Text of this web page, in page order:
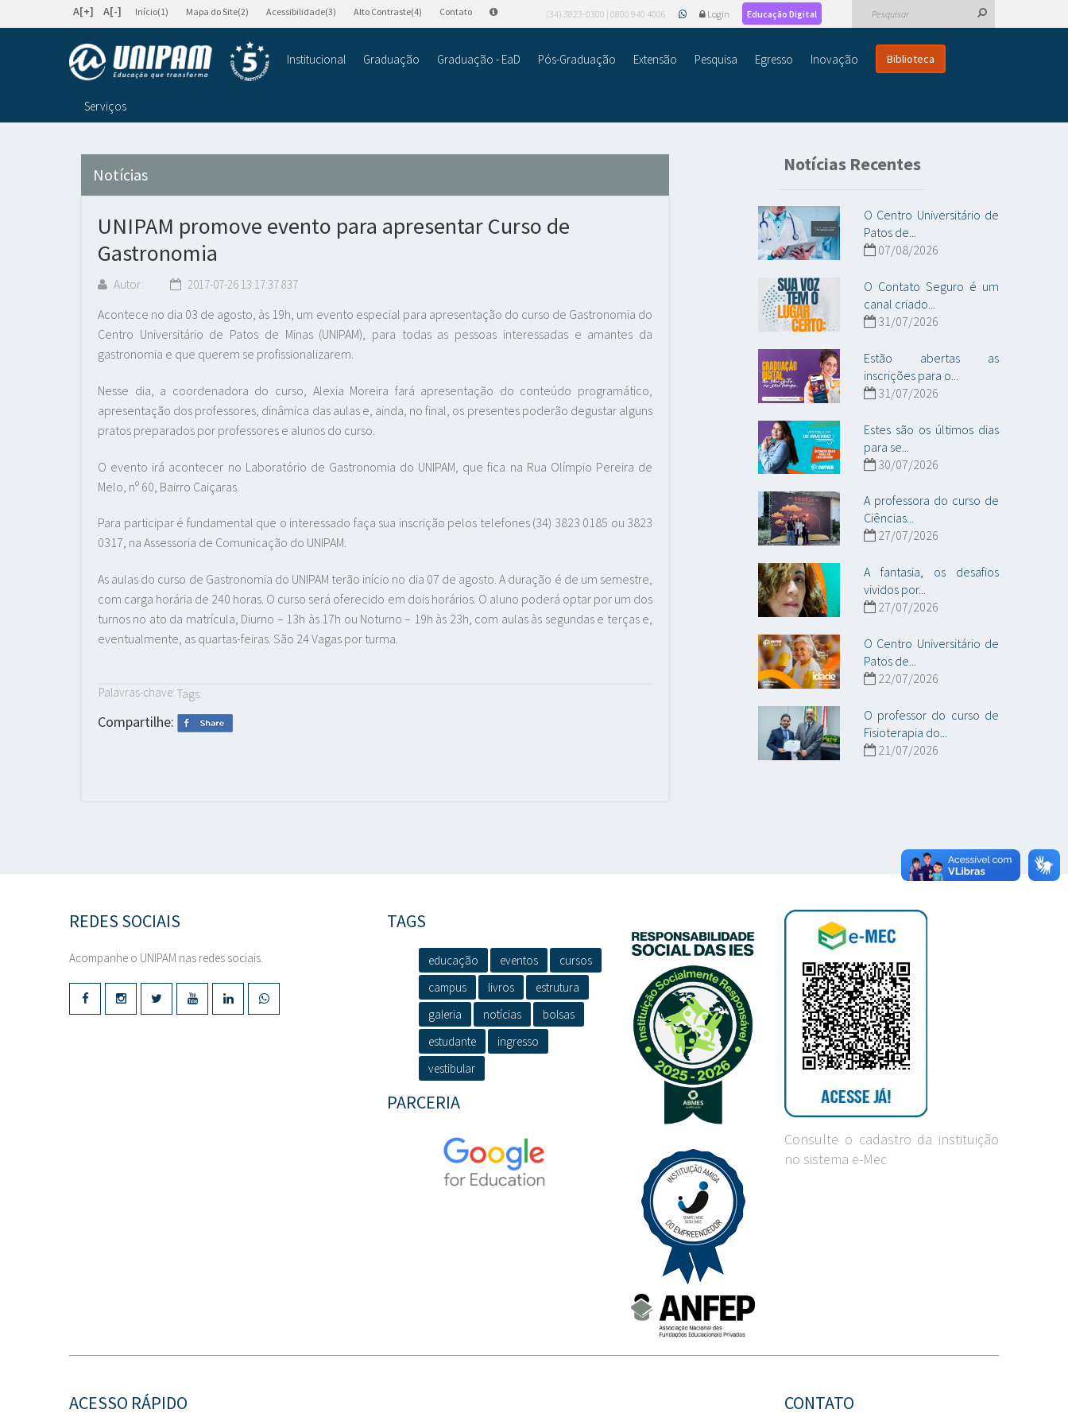
A[+] A[-] Início(1) Mapa do Site(2) Acessibilidade(3) Alto Contraste(4) Contato (34) 3823-0300 | 0800 940 4006 Login Educação Digital
Institucional Graduação Graduação - EaD Pós-Graduação Extensão Pesquisa Egresso Inovação Biblioteca
Serviços
Notícias
UNIPAM promove evento para apresentar Curso de
Gastronomia
Autor: 2017-07-26 13:17:37.837
Acontece no dia 03 de agosto, às 19h, um evento especial para apresentação do curso de Gastronomia do
Centro Universitário de Patos de Minas (UNIPAM), para todas as pessoas interessadas e amantes da
gastronomia e que querem se profissionalizarem.
Nesse dia, a coordenadora do curso, Alexia Moreira fará apresentação do conteúdo programático,
apresentação dos professores, dinâmica das aulas e, ainda, no final, os presentes poderão degustar alguns
pratos preparados por professores e alunos do curso.
O evento irá acontecer no Laboratório de Gastronomia do UNIPAM, que fica na Rua Olímpio Pereira de
Melo, nº 60, Bairro Caiçaras.
Para participar é fundamental que o interessado faça sua inscrição pelos telefones (34) 3823 0185 ou 3823
0317, na Assessoria de Comunicação do UNIPAM.
As aulas do curso de Gastronomia do UNIPAM terão início no dia 07 de agosto. A duração é de um semestre,
com carga horária de 240 horas. O curso será oferecido em dois horários. O aluno poderá optar por um dos
turnos no ato da matrícula, Diurno – 13h às 17h ou Noturno – 19h às 23h, com aulas às segundas e terças e,
eventualmente, as quartas-feiras. São 24 Vagas por turma.
Palavras-chave: Tags:
Compartilhe:
Notícias Recentes
O Centro Universitário de
Patos de...
07/08/2026
O Contato Seguro é um
canal criado...
31/07/2026
Estão abertas as
inscrições para o...
31/07/2026
Estes são os últimos dias
para se...
30/07/2026
A professora do curso de
Ciências...
27/07/2026
A fantasia, os desafios
vividos por...
27/07/2026
O Centro Universitário de
Patos de...
22/07/2026
O professor do curso de
Fisioterapia do...
21/07/2026
REDES SOCIAIS
Acompanhe o UNIPAM nas redes sociais.
TAGS
educação eventos
cursos
campus
livros
estrutura
galeria
notícias
bolsas
estudante
ingresso
vestibular
PARCERIA
Consulte o cadastro da instituição
no sistema e-Mec
ACESSO RÁPIDO CONTATO